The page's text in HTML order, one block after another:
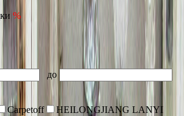
%
до
Carpetoff
HEILONGJIANG LANYI